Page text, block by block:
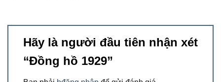
Hãy là người đầu tiên nhận xét
“Đồng hồ 1929”